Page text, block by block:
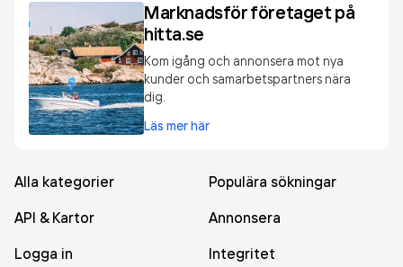
Marknadsför företaget på
hitta.se
Kom igång och annonsera mot nya
kunder och samarbetspartners nära
dig.
Läs mer här
Alla kategorier
Populära sökningar
API & Kartor
Annonsera
Logga in
Integritet